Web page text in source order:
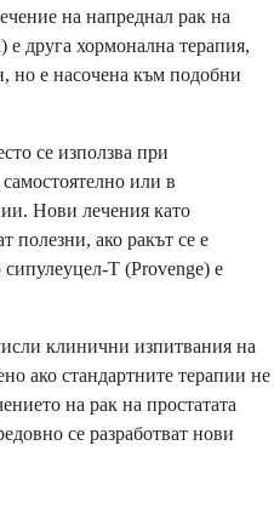
на напреднал рак на
е друга хормонална терапия,
но е насочена към подобни
се използва при
или в
Нови лечения като
полезни, ако ракът се е
сипулеуцел-T (Provenge) е
клинични изпитвания на
ако стандартните терапии не
на рак на простатата
се разработват нови